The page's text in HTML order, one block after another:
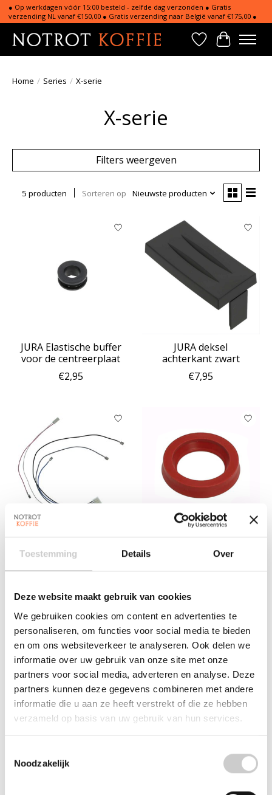
Toestemming Details Over
Deze website maakt gebruik van cookies
We gebruiken cookies om content en advertenties te
personaliseren, om functies voor social media te bieden
en om ons websiteverkeer te analyseren. Ook delen we
informatie over uw gebruik van onze site met onze
partners voor social media, adverteren en analyse. Deze
partners kunnen deze gegevens combineren met andere
informatie die u aan ze heeft verstrekt of die ze hebben
verzameld op basis van uw gebruik van hun services.
Noodzakelijk
● Op werkdagen vóór 15:00 besteld - zelfde dag verzonden ● Gratis
verzending NL vanaf €150,00 ● Gratis verzending naar België vanaf €175,00 ●
Verlanglijst
Home / Series / X-serie
X-serie
Filters weergeven
5 producten Sorteren op Nieuwste producten
JURA Elastische buffer
voor de centreerplaat
€2,95
JURA deksel
achterkant zwart
€7,95
JURA 4-polige
connector met
thermosensor X6/8/10
JURA O-ring / Keerring
watertank
JURA drukventiel
ringen